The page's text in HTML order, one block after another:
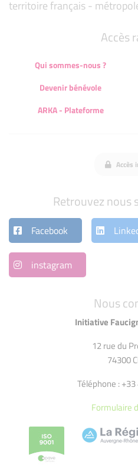
territoire français -
Nous
Initiative
12 rue du
74300
Téléphone :
Formulaire
Accès
Qui sommes-nous ?
Devenir bénévole
ARKA - Plateforme
Accès
Retrouvez nous
Facebook
instagram